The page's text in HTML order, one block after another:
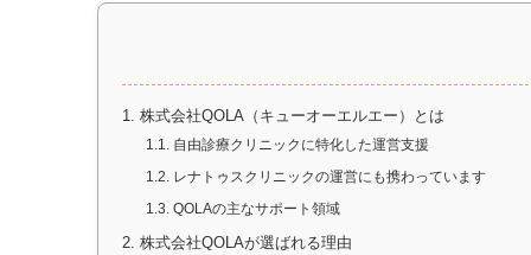
1. 株式会社QOLA（キューオーエルエー）とは
1.1.
自由診療クリニックに特化した運営支援
1.2. レナトゥスクリニックの運営にも携わっています
1.3. QOLAの主なサポート領域
2. 株式会社QOLAが選ばれる理由